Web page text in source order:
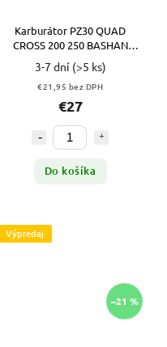
Karburátor PZ30 QUAD
CROSS 200 250 BASHAN
LONCIN
3-7 dní (>5 ks)
€21,95 bez DPH
€27
Do košíka
Výpredaj
–21 %